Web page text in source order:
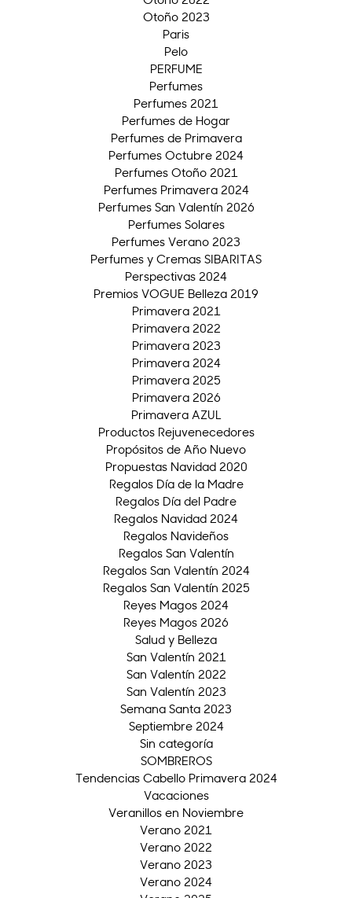
Otoño 2023
Paris
Pelo
PERFUME
Perfumes
Perfumes 2021
Perfumes de Hogar
Perfumes de Primavera
Perfumes Octubre 2024
Perfumes Otoño 2021
Perfumes Primavera 2024
Perfumes San Valentín 2026
Perfumes Solares
Perfumes Verano 2023
Perfumes y Cremas SIBARITAS
Perspectivas 2024
Premios VOGUE Belleza 2019
Primavera 2021
Primavera 2022
Primavera 2023
Primavera 2024
Primavera 2025
Primavera 2026
Primavera AZUL
Productos Rejuvenecedores
Propósitos de Año Nuevo
Propuestas Navidad 2020
Regalos Día de la Madre
Regalos Día del Padre
Regalos Navidad 2024
Regalos Navideños
Regalos San Valentín
Regalos San Valentín 2024
Regalos San Valentín 2025
Reyes Magos 2024
Reyes Magos 2026
Salud y Belleza
San Valentín 2021
San Valentín 2022
San Valentín 2023
Semana Santa 2023
Septiembre 2024
Sin categoría
SOMBREROS
Tendencias Cabello Primavera 2024
Vacaciones
Veranillos en Noviembre
Verano 2021
Verano 2022
Verano 2023
Verano 2024